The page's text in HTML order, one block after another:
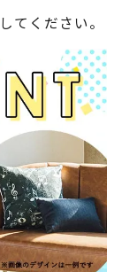
してください。